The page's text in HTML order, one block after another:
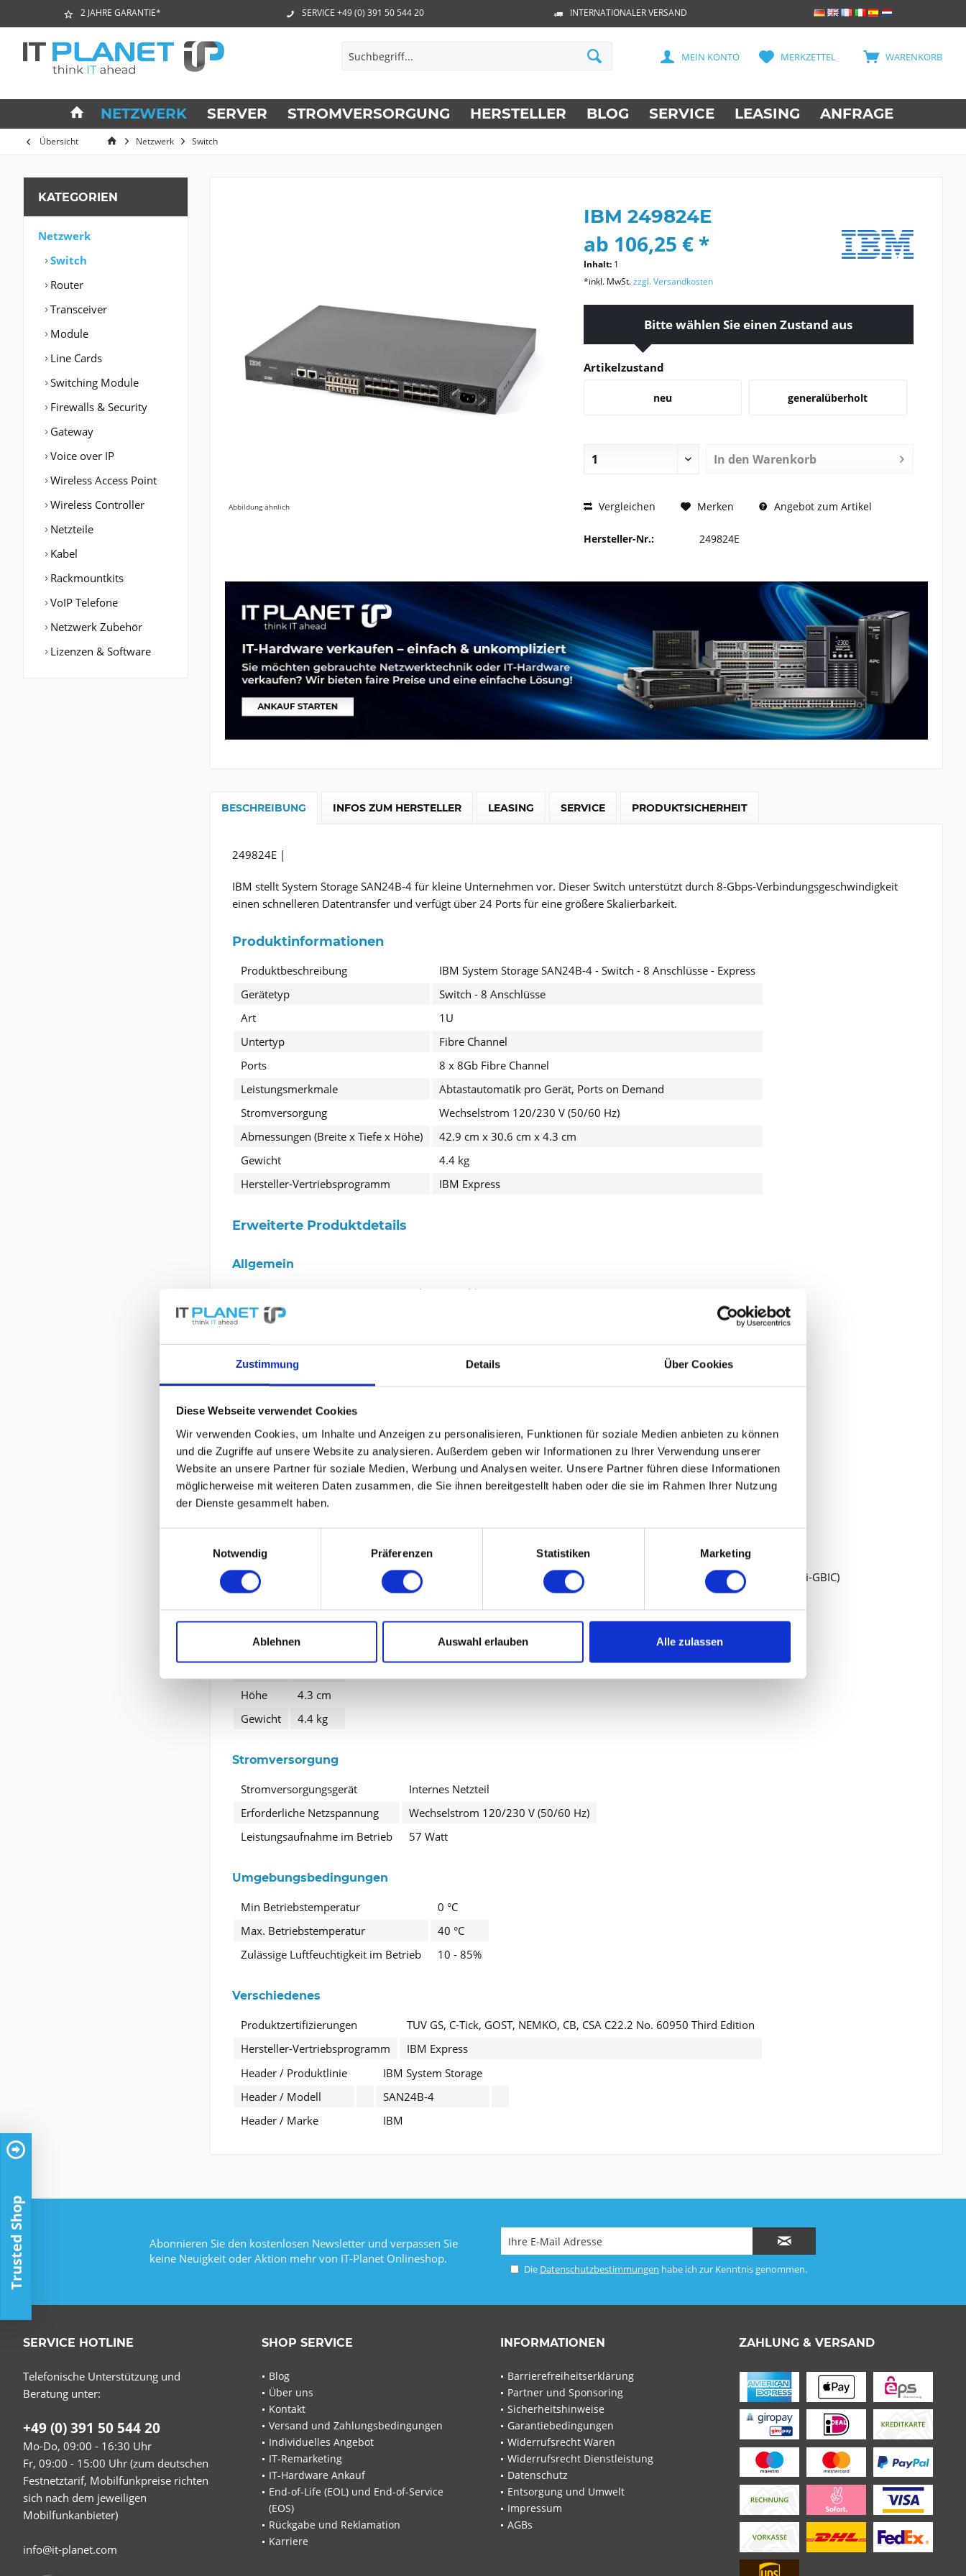
Zustimmung Details Über Cookies
Diese Webseite verwendet Cookies
Wir verwenden Cookies, um Inhalte und Anzeigen zu personalisieren, Funktionen für soziale Medien anbieten zu können
und die Zugriffe auf unsere Website zu analysieren. Außerdem geben wir Informationen zu Ihrer Verwendung unserer
Website an unsere Partner für soziale Medien, Werbung und Analysen weiter. Unsere Partner führen diese Informationen
möglicherweise mit weiteren Daten zusammen, die Sie ihnen bereitgestellt haben oder die sie im Rahmen Ihrer Nutzung
der Dienste gesammelt haben.
Notwendig
Präferenzen Statistiken Marketing
Ablehnen Auswahl erlauben Alle zulassen
2 JAHRE GARANTIE* SERVICE +49 (0) 391 50 544 20 INTERNATIONALER VERSAND
WARENKORB
MERKZETTEL
MEIN KONTO
NETZWERK SERVER STROMVERSORGUNG HERSTELLER BLOG SERVICE LEASING ANFRAGE
Übersicht Netzwerk Switch
KATEGORIEN
Netzwerk
Switch
Router
Transceiver
Module
Line Cards
Switching Module
Firewalls & Security
Gateway
Voice over IP
Wireless Access Point
Wireless Controller
Netzteile
Kabel
Rackmountkits
VoIP Telefone
Netzwerk Zubehör
Lizenzen & Software
Abbildung ähnlich
IBM 249824E
ab 106,25 € *
Inhalt: 1
*inkl. MwSt.zzgl. Versandkosten
Bitte wählen Sie einen Zustand aus
Artikelzustand
neu generalüberholt
In den Warenkorb
PREIS ANFRAGEN
Ich habe die
zu.*
Vergleichen Merken Angebot zum Artikel
Hersteller-Nr.: 249824E
BESCHREIBUNG INFOS ZUM HERSTELLER LEASING SERVICE PRODUKTSICHERHEIT
249824E |
IBM stellt System Storage SAN24B-4 für kleine Unternehmen vor. Dieser Switch unterstützt durch 8-Gbps-Verbindungsgeschwindigkeit
einen schnelleren Datentransfer und verfügt über 24 Ports für eine größere Skalierbarkeit.
Produktinformationen
Produktbeschreibung
IBM System Storage SAN24B-4 - Switch - 8 Anschlüsse - Express
Gerätetyp
Switch - 8 Anschlüsse
Art
1U
Untertyp
Fibre Channel
Ports
8 x 8Gb Fibre Channel
Leistungsmerkmale
Abtastautomatik pro Gerät, Ports on Demand
Stromversorgung
Wechselstrom 120/230 V (50/60 Hz)
Abmessungen (Breite x Tiefe x Höhe)
42.9 cm x 30.6 cm x 4.3 cm
Gewicht
4.4 kg
Hersteller-Vertriebsprogramm
IBM Express
Erweiterte Produktdetails
Allgemein
Switch - 8 Anschlüsse
Art
Ports
8 x 8Gb Fibre Channel
Fibre Channel
FC-IP, FC-PH, FC-SW-2
Leistungsmerkmale
Prozessor
1 x IBM PowerPC 440EPx: 667 MHz
RAM
512 MB SDRAM
Flash-Speicher
1 GB
Integrierte Peripheriegeräte
Erweiterung / Konnektivität
Schnittstellen 1 x Ethernet - RJ-45 Management Â¦ 1 x RS-232 - RJ-45 Management Â¦ 1 x USB Â¦ 24 x SFP (mini-GBIC)
Maße und Gewicht
Breite
42.9 cm
Höhe
4.3 cm
Gewicht
4.4 kg
Stromversorgung
Stromversorgungsgerät
Internes Netzteil
Erforderliche Netzspannung
Wechselstrom 120/230 V (50/60 Hz)
Leistungsaufnahme im Betrieb
57 Watt
Umgebungsbedingungen
Min Betriebstemperatur
0 °C
Max. Betriebstemperatur
40 °C
Zulässige Luftfeuchtigkeit im Betrieb
10 - 85%
Verschiedenes
Produktzertifizierungen
TUV GS, C-Tick, GOST, NEMKO, CB, CSA C22.2 No. 60950 Third Edition
Hersteller-Vertriebsprogramm
IBM Express
Header / Produktlinie
IBM System Storage
Header / Modell
SAN24B-4
Header / Marke
IBM
Abonnieren Sie den kostenlosen Newsletter und verpassen Sie
keine Neuigkeit oder Aktion mehr von IT-Planet Onlineshop.
Die Datenschutzbestimmungen habe ich zur Kenntnis genommen.
SERVICE HOTLINE
Telefonische Unterstützung und
Beratung unter:
+49 (0) 391 50 544 20
Mo-Do, 09:00 - 16:30 Uhr
Fr, 09:00 - 15:00 Uhr (zum deutschen
Festnetztarif, Mobilfunkpreise richten
sich nach dem jeweiligen
Mobilfunkanbieter)
info@it-planet.com
SHOP SERVICE
Blog
Über uns
Kontakt
Versand und Zahlungsbedingungen
Individuelles Angebot
IT-Remarketing
IT-Hardware Ankauf
End-of-Life (EOL) und End-of-Service
(EOS)
Rückgabe und Reklamation
Karriere
INFORMATIONEN
Barrierefreiheitserklärung
Partner und Sponsoring
Sicherheitshinweise
Garantiebedingungen
Widerrufsrecht Waren
Widerrufsrecht Dienstleistung
Datenschutz
Entsorgung und Umwelt
Impressum
AGBs
ZAHLUNG & VERSAND
Trusted Shop